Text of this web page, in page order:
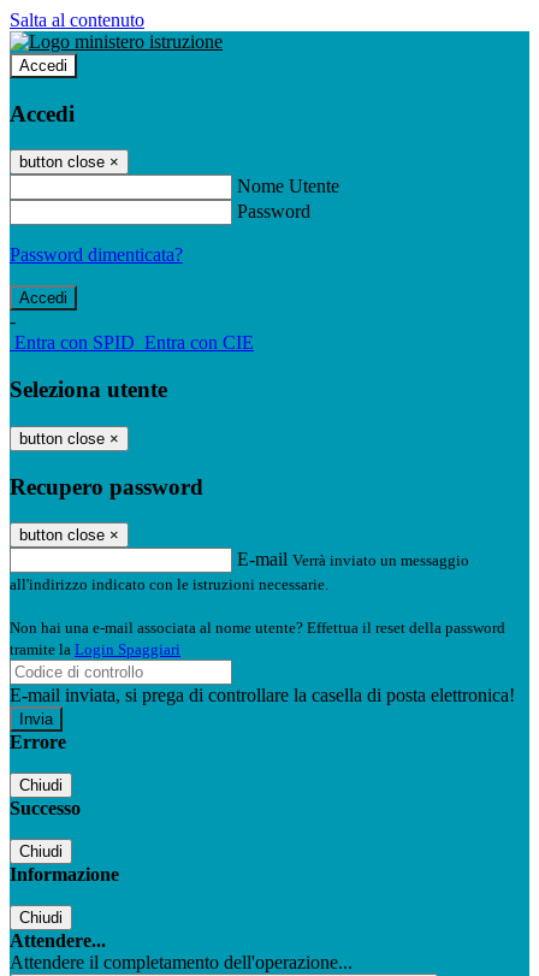
Salta al contenuto
Accedi
Accedi
button close ×
Nome Utente
Password
Password dimenticata?
-
Entra con SPID Entra con CIE
Seleziona utente
button close ×
Recupero password
button close ×
E-mail Verrà inviato un messaggio
all'indirizzo indicato con le istruzioni necessarie.
Non hai una e-mail associata al nome utente? Effettua il reset della password
tramite la Login Spaggiari
E-mail inviata, si prega di controllare la casella di posta elettronica!
Errore
Chiudi
Successo
Chiudi
Informazione
Chiudi
Attendere...
Attendere il completamento dell'operazione...